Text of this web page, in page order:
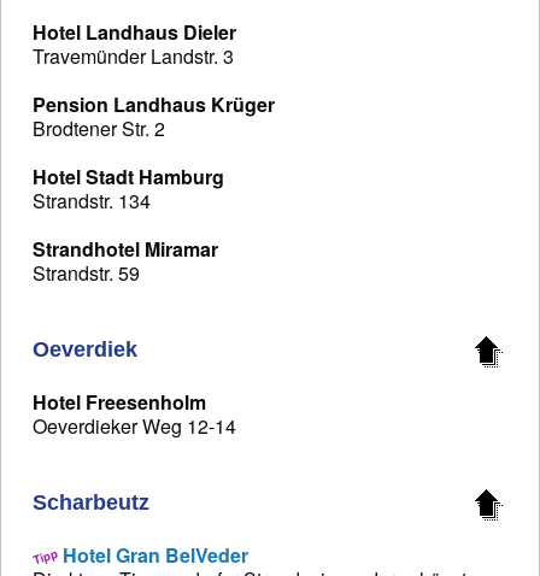
Hotel Landhaus Dieler
Travemünder Landstr. 3
Pension Landhaus Krüger
Brodtener Str. 2
Hotel Stadt Hamburg
Strandstr. 134
Strandhotel Miramar
Strandstr. 59
Oeverdiek
Hotel Freesenholm
Oeverdieker Weg 12-14
Scharbeutz
Hotel Gran BelVeder